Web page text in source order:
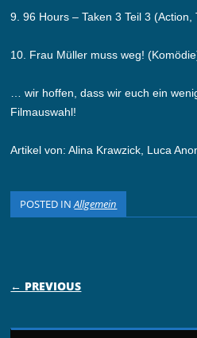
9. 96 Hours – Taken 3 Teil 3
10. Frau Müller muss weg!
… wir hoffen, dass wir euch ein
Filmauswahl!
Artikel von: Alina Krawzick, Luca
POSTED INAllgemein
POST
← PREVIOUS